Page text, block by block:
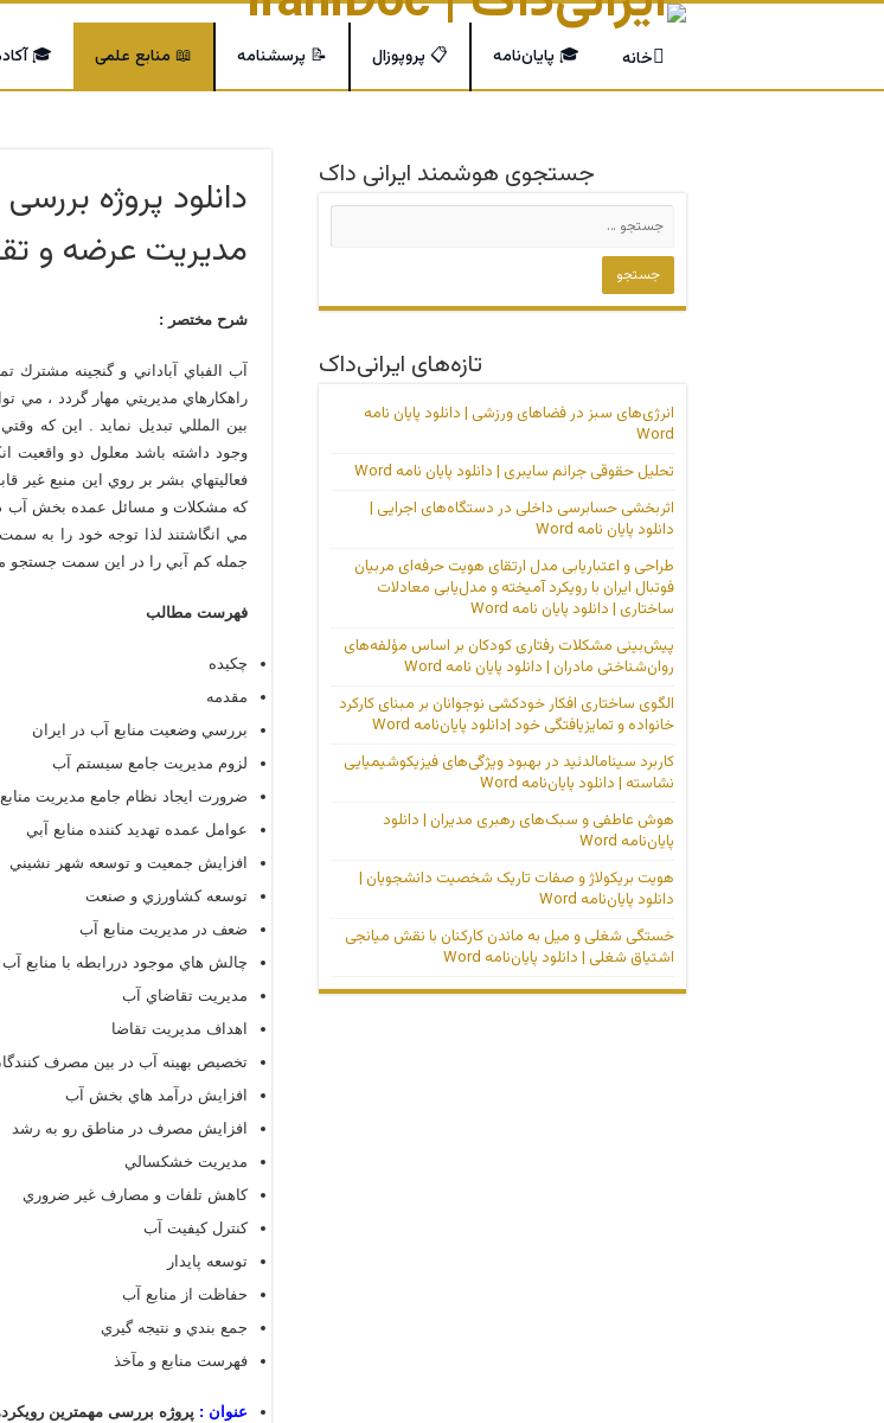
خانه 🎓 پایان‌نامه 📋 پروپوزال 📝 پرسشنامه 📖 منابع علمی 🎓
دانلود پروژه
مديريت عرضه و
شرح مختصر :
آب الفباي آباداني و گنجينه مشترك
راهكارهاي مديريتي مهار گردد ، مي
بين المللي تبديل نمايد . اين كه
فعاليتهاي بشر بر روي اين منبع غير
كه مشكلات و مسائل عمده بخش آب
مي انگاشتند لذا توجه خود را به
جمله كم آبي را در اين سمت جستجو
فهرست مطالب
چكيده
مقدمه
بررسي وضعيت منابع آب در ايران
لزوم مديريت جامع سيستم آب
ضرورت ايجاد نظام جامع مديريت
عوامل عمده تهديد كننده منابع آبي
افزايش جمعيت و توسعه شهر نشيني
توسعه كشاورزي و صنعت
ضعف در مديريت منابع آب
چالش هاي موجود دررابطه با منابع
مديريت تقاضاي آب
اهداف مديريت تقاضا
تخصيص بهينه آب در بين مصرف
افزايش درآمد هاي بخش آب
افزايش مصرف در مناطق رو به رشد
مديريت خشكسالي
كاهش تلفات و مصارف غير ضروري
كنترل كيفيت آب
توسعه پايدار
حفاظت از منابع آب
جمع بندي و نتيجه گيري
فهرست منابع و مآخذ
عنوان : پروژه بررسی مهمترین
جستجوی هوشمند ایرانی داک
تازه‌های ایرانی‌داک
انرژی‌های سبز در فضاهای ورزشی | دانلود پایان نامه
Word
تحلیل حقوقی جرائم سایبری | دانلود پایان نامه Word
اثربخشی حسابرسی داخلی در دستگاه‌های اجرایی |
دانلود پایان نامه Word
طراحی و اعتباریابی مدل ارتقای هویت حرفه‌ای مربیان
فوتبال ایران با رویکرد آمیخته و مدل‌یابی معادلات
ساختاری | دانلود پایان نامه Word
پیش‌بینی مشکلات رفتاری کودکان بر اساس مؤلفه‌های
روان‌شناختی مادران | دانلود پایان نامه Word
الگوی ساختاری افکار خودکشی نوجوانان بر مبنای کارکرد
خانواده و تمایزیافتگی خود |دانلود پایان‌نامه Word
کاربرد سینامالدئید در بهبود ویژگی‌های فیزیکوشیمیایی
نشاسته | دانلود پایان‌نامه Word
هوش عاطفی و سبک‌های رهبری مدیران | دانلود
پایان‌نامه Word
هویت بریکولاژ و صفات تاریک شخصیت دانشجویان |
دانلود پایان‌نامه Word
خستگی شغلی و میل به ماندن کارکنان با نقش میانجی
اشتیاق شغلی | دانلود پایان‌نامه Word